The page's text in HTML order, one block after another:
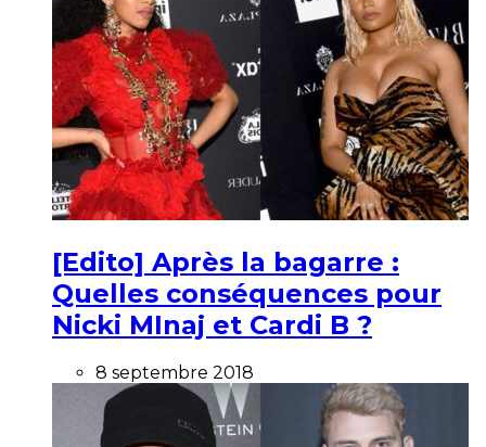
[Edito] Après la bagarre :
Quelles conséquences pour
Nicki MInaj et Cardi B ?
8 septembre 2018